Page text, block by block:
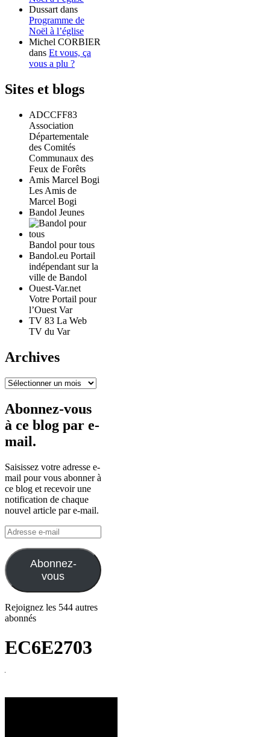
Dussart dans
Programme de
Noël à l’église
Michel CORBIER
dans Et vous, ça
vous a plu ?
Sites et blogs
ADCCFF83
Association
Départementale
des Comités
Communaux des
Feux de Forêts
Amis Marcel Bogi
Les Amis de
Marcel Bogi
Bandol Jeunes
Bandol pour tous
Bandol.eu Portail
indépendant sur la
ville de Bandol
Ouest-Var.net
Votre Portail pour
l’Ouest Var
TV 83 La Web
TV du Var
Archives
Archives
Abonnez-vous
à ce blog par e-
mail.
Saisissez votre adresse e-
mail pour vous abonner à
ce blog et recevoir une
notification de chaque
nouvel article par e-mail.
Adresse
e-
mail
Abonnez-
vous
Rejoignez les 544 autres
abonnés
EC6E2703